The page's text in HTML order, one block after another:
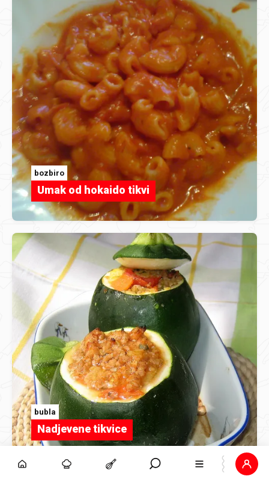
bozbiro
Umak od hokaido tikvi
bubla
Nadjevene tikvice